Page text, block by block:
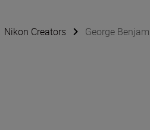
Nikon Creators George